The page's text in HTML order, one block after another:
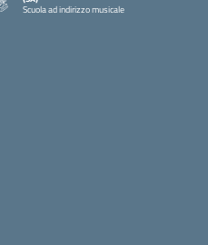
Scuola ad indirizzo musicale